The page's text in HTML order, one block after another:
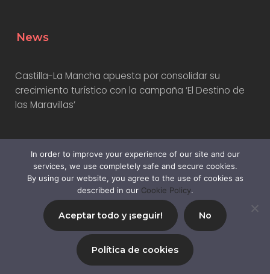
News
Castilla-La Mancha apuesta por consolidar su
crecimiento turístico con la campaña ‘El Destino de
las Maravillas’
internacional con influencers
Mila Branders SL|Privacy Policy| Sitemap
All Rights Reserved.
In order to improve your experience of our site and our
services, we use completely safe and secure cookies.
By using our website, you agree to the use of cookies as
described in our Cookie Policy.
Aceptar todo y ¡seguir! No
Política de cookies